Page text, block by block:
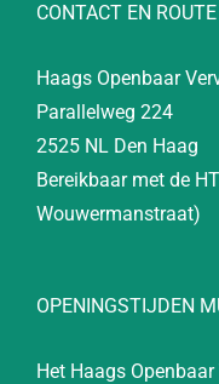
CONTACT EN ROUTE
Haags Openbaar
Parallelweg 224
2525 NL Den Haag
Bereikbaar met de
Wouwermanstraat)
OPENINGSTIJDEN
Het Haags